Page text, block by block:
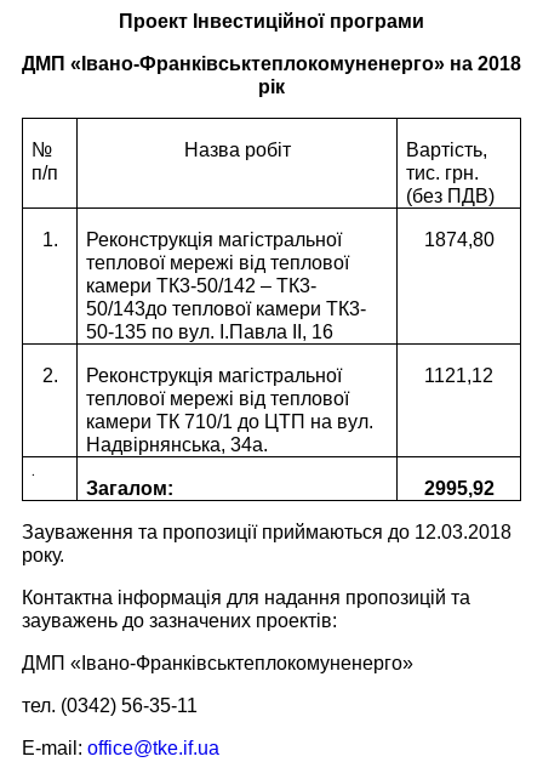
Проект Інвестиційної програми
ДМП «Івано-Франківськтеплокомуненерго» на 2018
рік
№
п/п
Назва робіт
Вартість,
тис. грн.
(без ПДВ)
1.
Реконструкція магістральної
теплової мережі від теплової
камери ТК3-50/142 – ТК3-
50/143до теплової камери ТК3-
50-135 по вул. І.Павла ІІ, 16
1874,80
2.
Реконструкція магістральної
теплової мережі від теплової
камери ТК 710/1 до ЦТП на вул.
Надвірнянська, 34а.
1121,12
.
Загалом: 2995,92
Зауваження та пропозиції приймаються до 12.03.2018
року.
Контактна інформація для надання пропозицій та
зауважень до зазначених проектів:
ДМП «Івано-Франківськтеплокомуненерго»
тел. (0342) 56-35-11
E-mail: office@tke.if.ua